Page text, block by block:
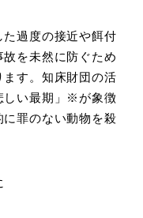
た過度の接近や餌付
を未然に防ぐため
す。知床財団の活
しい最期」※が象徴
罪のない動物を殺